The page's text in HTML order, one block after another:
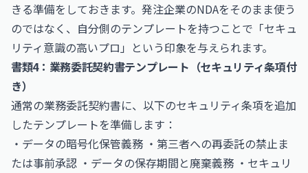
きる準備をしておきます。発注企業のNDAをそのまま使う
のではなく、自分側のテンプレートを持つことで「セキュ
リティ意識の高いプロ」という印象を与えられます。
書類4：業務委託契約書テンプレート（セキュリティ条項付
き）
通常の業務委託契約書に、以下のセキュリティ条項を追加
したテンプレートを準備します：
・データの暗号化保管義務 ・第三者への再委託の禁止ま
たは事前承認 ・データの保存期間と廃棄義務 ・セキュリ